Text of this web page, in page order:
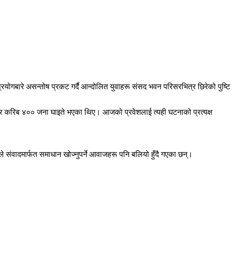
असन्तोष प्रकट गर्दै आन्दोलित युवाहरू संसद भवन परिसरभित्र छिरेको पुष्टि
करिब ४०० जना घाइते भएका थिए। आजको प्रवेशलाई त्यही घटनाको प्रत्यक्ष
संवादमार्फत समाधान खोज्नुपर्ने आवाजहरू पनि बलियो हुँदै गएका छन्।